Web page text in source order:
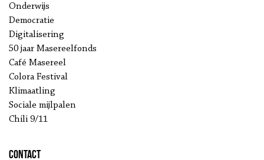
Onderwijs
Democratie
Digitalisering
50 jaar Masereelfonds
Café Masereel
Colora Festival
Klimaatling
Sociale mijlpalen
Chili 9/11
Contact